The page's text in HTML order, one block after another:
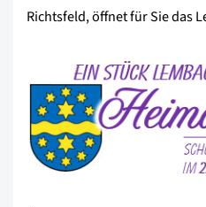
Richtsfeld, öffnet für Sie das